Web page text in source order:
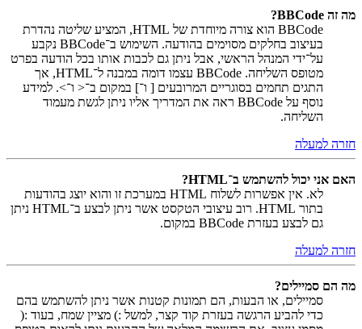
מה זה BBCode?
BBCode הוא צורה מיוחדת של HTML, המציע שליטה נהדרת
בעיצוב בחלקים מסוימים בהודעה. השימוש ב־BBCode נקבע
על־ידי המנהל הראשי, אבל ניתן גם לכבות אותו בכל הודעה בפרט
מטופס השליחה. BBCode עצמו דומה במבנה ל־HTML, אך
התגים תחמים בסוגריים המרובעים [ ו־] במקום ב־< ו־>. למידע
נוסף על BBCode ראה את המדריך אליו ניתן לגשת מעמוד
השליחה.
חזרה למעלה
האם אני יכול להשתמש ב־HTML?
לא. אין אפשרות לשלוח HTML במערכת זו והוא יוצג בהודעות
בתור HTML. רוב עיצובי הטקסט אשר ניתן לבצע ב־HTML ניתן
גם לבצע בעזרת BBCode במקום.
חזרה למעלה
מה הם סמיילים?
סמיילים, או הבעות, הם תמונות קטנות אשר ניתן להשתמש בהם
כדי להביע הרגשה בעזרת קוד קצר, למשל :) מציין שמח, בעוד :(